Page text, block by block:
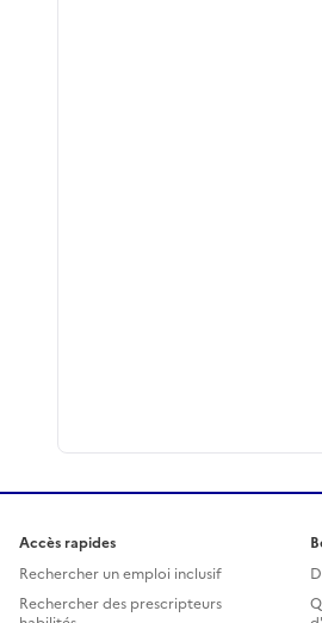
Accès rapides
Rechercher un emploi inclusif
Rechercher des prescripteurs